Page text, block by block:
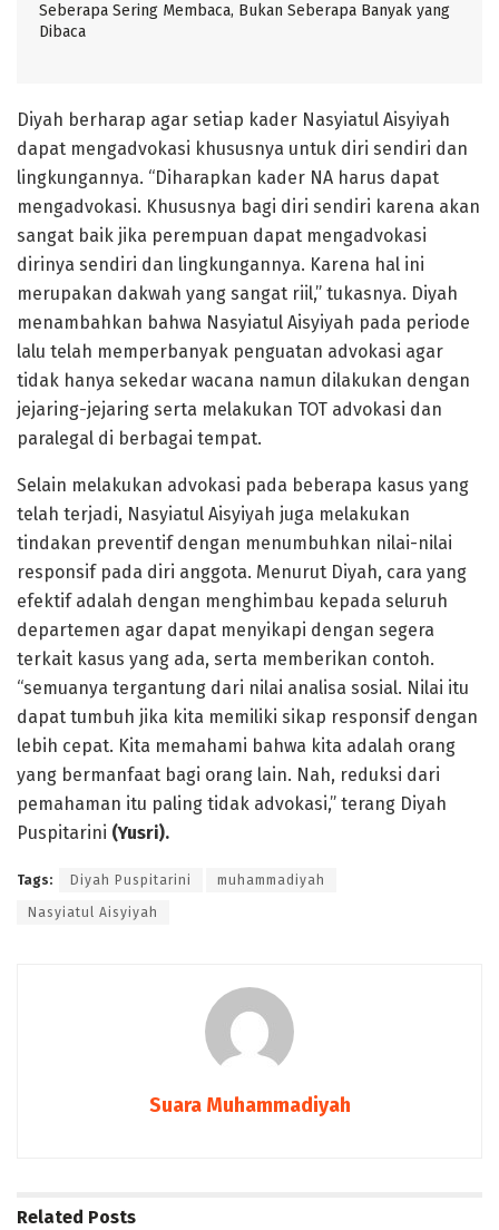
Seberapa Sering Membaca, Bukan Seberapa Banyak yang
Dibaca
Diyah berharap agar setiap kader Nasyiatul Aisyiyah
dapat mengadvokasi khususnya untuk diri sendiri dan
lingkungannya. “Diharapkan kader NA harus dapat
mengadvokasi. Khususnya bagi diri sendiri karena akan
sangat baik jika perempuan dapat mengadvokasi
dirinya sendiri dan lingkungannya. Karena hal ini
merupakan dakwah yang sangat riil,” tukasnya. Diyah
menambahkan bahwa Nasyiatul Aisyiyah pada periode
lalu telah memperbanyak penguatan advokasi agar
tidak hanya sekedar wacana namun dilakukan dengan
jejaring-jejaring serta melakukan TOT advokasi dan
paralegal di berbagai tempat.
Selain melakukan advokasi pada beberapa kasus yang
telah terjadi, Nasyiatul Aisyiyah juga melakukan
tindakan preventif dengan menumbuhkan nilai-nilai
responsif pada diri anggota. Menurut Diyah, cara yang
efektif adalah dengan menghimbau kepada seluruh
departemen agar dapat menyikapi dengan segera
terkait kasus yang ada, serta memberikan contoh.
“semuanya tergantung dari nilai analisa sosial. Nilai itu
dapat tumbuh jika kita memiliki sikap responsif dengan
lebih cepat. Kita memahami bahwa kita adalah orang
yang bermanfaat bagi orang lain. Nah, reduksi dari
pemahaman itu paling tidak advokasi,” terang Diyah
Puspitarini (Yusri).
Tags: Diyah Puspitarini muhammadiyah
Nasyiatul Aisyiyah
Suara Muhammadiyah
Related Posts